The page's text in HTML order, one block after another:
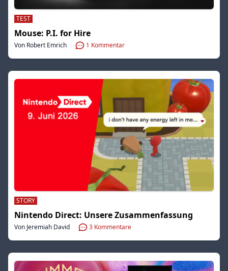
TEST
Mouse: P.I. for Hire
Von Robert Emrich 1 Kommentar
STORY
Nintendo Direct: Unsere Zusammenfassung
Von Jeremiah David 3 Kommentare